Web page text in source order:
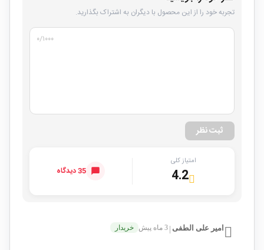
تجربه خود را از این محصول با دیگران به اشتراک بگذارید.
۰/۱۰۰۰
ثبت نظر
امتیاز کلی
4.2 35 دیدگاه
امیر علی الطفی 3 ماه پیش خریدار